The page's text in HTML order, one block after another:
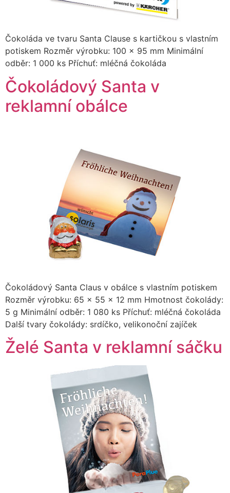
Čokoláda ve tvaru Santa Clause s kartičkou s vlastním
potiskem Rozměr výrobku: 100 x 95 mm Minimální
odběr: 1 000 ks Příchuť: mléčná čokoláda
Čokoládový Santa v
reklamní obálce
Čokoládový Santa Claus v obálce s vlastním potiskem
Rozměr výrobku: 65 x 55 x 12 mm Hmotnost čokolády:
5 g Minimální odběr: 1 080 ks Příchuť: mléčná čokoláda
Další tvary čokolády: srdíčko, velikonoční zajíček
Želé Santa v reklamní sáčku